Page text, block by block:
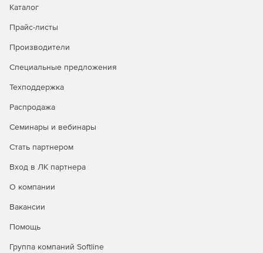
Каталог
Прайс-листы
Производители
Специальные предложения
Техподдержка
Распродажа
Семинары и вебинары
Стать партнером
Вход в ЛК партнера
О компании
Вакансии
Помощь
Группа компаний Softline